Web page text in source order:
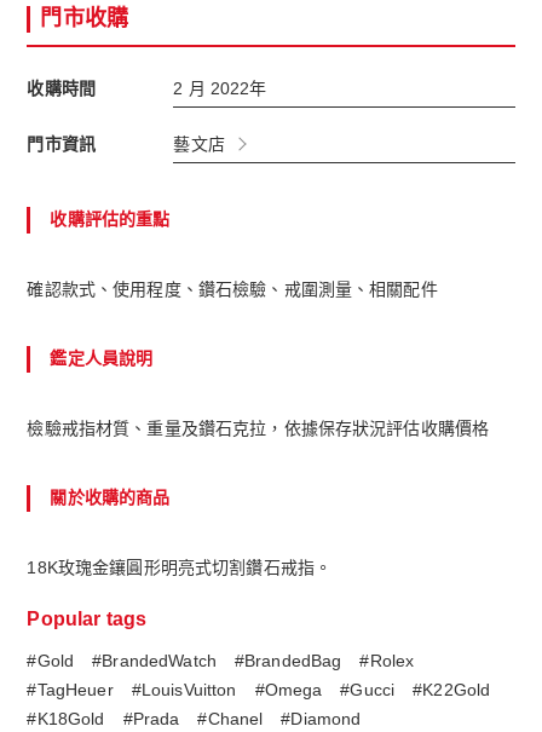
門市收購
收購時間 2 月 2022年
門市資訊 藝文店
收購評估的重點
確認款式、使用程度、鑽石檢驗、戒圍測量、相關配件
鑑定人員說明
檢驗戒指材質、重量及鑽石克拉，依據保存狀況評估收購價格
關於收購的商品
18K玫瑰金鑲圓形明亮式切割鑽石戒指。
Popular tags
#Gold #BrandedWatch #BrandedBag
#Rolex
#TagHeuer
#LouisVuitton #Omega #Gucci
#K22Gold
#K18Gold
#Prada #Chanel #Diamond